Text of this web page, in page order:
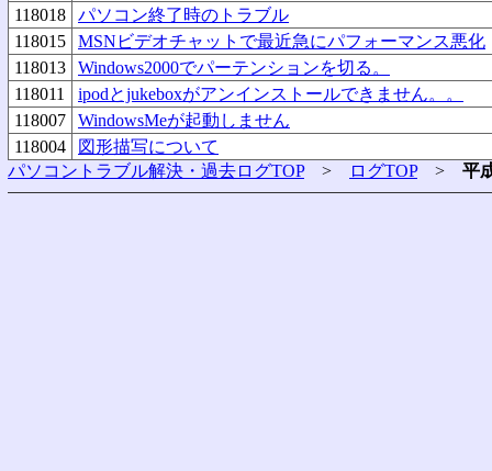
118018
パソコン終了時のトラブル
118015
MSNビデオチャットで最近急にパフォーマンス悪化
118013
Windows2000でパーテンションを切る。
118011
ipodとjukeboxがアンインストールできません。。
118007
WindowsMeが起動しません
118004
図形描写について
パソコントラブル解決・過去ログTOP> ログTOP> 平